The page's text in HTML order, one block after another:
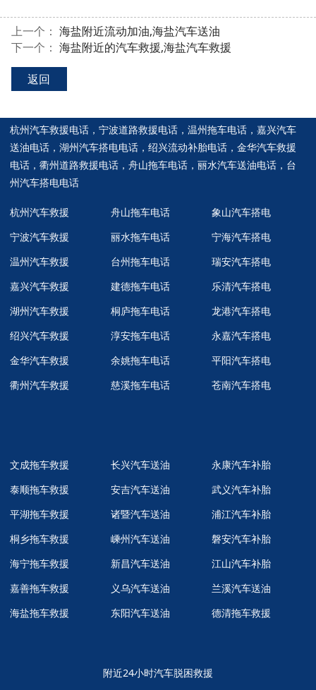
上一个： 海盐附近流动加油,海盐汽车送油
下一个： 海盐附近的汽车救援,海盐汽车救援
返回
杭州汽车救援电话 ，宁波道路救援电话 ，温州拖车电话 ，嘉兴汽车
送油电话 ，湖州汽车搭电电话 ，绍兴流动补胎电话 ，金华汽车救援
电话 ，衢州道路救援电话 ，舟山拖车电话 ，丽水汽车送油电话 ， 台
州汽车搭电电话
杭州汽车救援
宁波汽车救援
温州汽车救援
嘉兴汽车救援
湖州汽车救援
绍兴汽车救援
金华汽车救援
衢州汽车救援
舟山拖车电话
丽水拖车电话
台州拖车电话
建德拖车电话
桐庐拖车电话
淳安拖车电话
余姚拖车电话
慈溪拖车电话
象山汽车搭电
宁海汽车搭电
瑞安汽车搭电
乐清汽车搭电
龙港汽车搭电
永嘉汽车搭电
平阳汽车搭电
苍南汽车搭电
文成拖车救援
泰顺拖车救援
平湖拖车救援
桐乡拖车救援
海宁拖车救援
嘉善拖车救援
海盐拖车救援
长兴汽车送油
安吉汽车送油
诸暨汽车送油
嵊州汽车送油
新昌汽车送油
义乌汽车送油
东阳汽车送油
永康汽车补胎
武义汽车补胎
浦江汽车补胎
磐安汽车补胎
江山汽车补胎
兰溪汽车送油
德清拖车救援
附近24小时汽车脱困救援